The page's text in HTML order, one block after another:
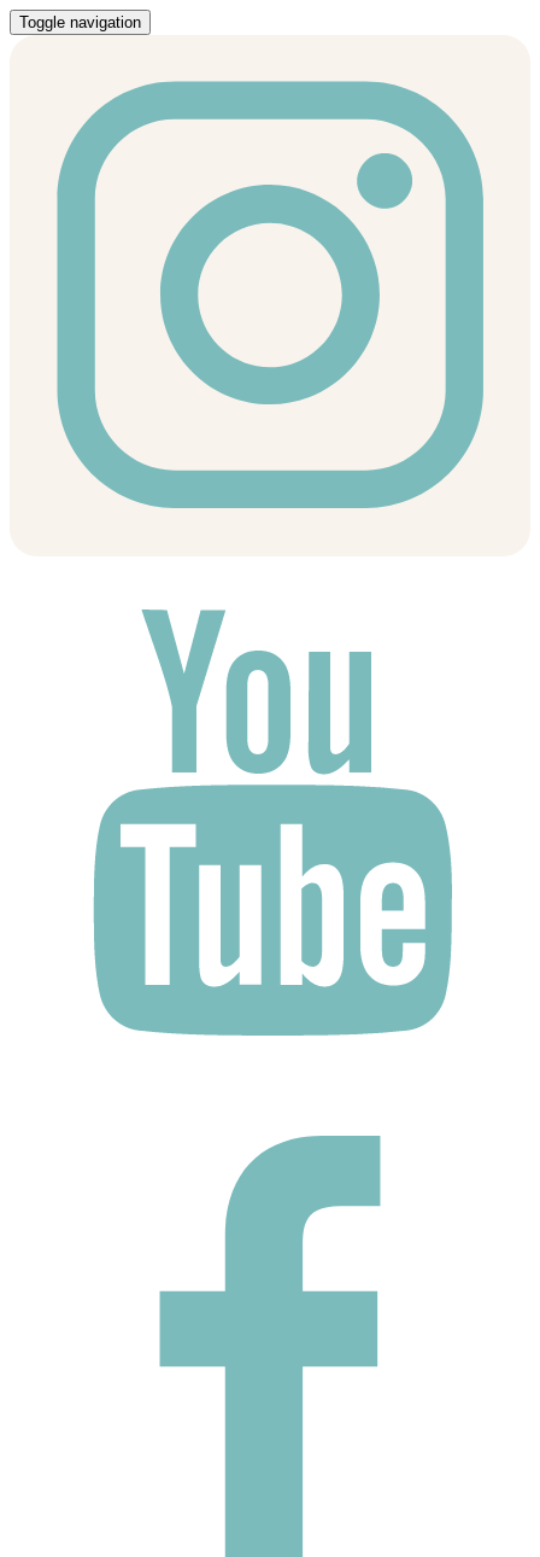
Toggle navigation